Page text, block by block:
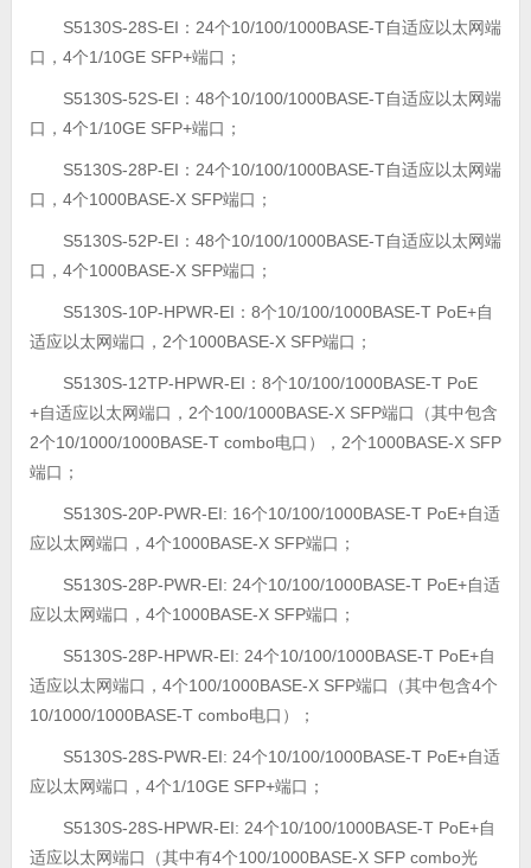
S5130S-28S-EI：24个10/100/1000BASE-T自适应以太网端
口，4个1/10GE SFP+端口；
S5130S-52S-EI：48个10/100/1000BASE-T自适应以太网端
口，4个1/10GE SFP+端口；
S5130S-28P-EI：24个10/100/1000BASE-T自适应以太网端
口，4个1000BASE-X SFP端口；
S5130S-52P-EI：48个10/100/1000BASE-T自适应以太网端
口，4个1000BASE-X SFP端口；
S5130S-10P-HPWR-EI：8个10/100/1000BASE-T PoE+自
适应以太网端口，2个1000BASE-X SFP端口；
S5130S-12TP-HPWR-EI：8个10/100/1000BASE-T PoE
+自适应以太网端口，2个100/1000BASE-X SFP端口（其中包含
2个10/1000/1000BASE-T combo电口），2个1000BASE-X SFP
端口；
S5130S-20P-PWR-EI: 16个10/100/1000BASE-T PoE+自适
应以太网端口，4个1000BASE-X SFP端口；
S5130S-28P-PWR-EI: 24个10/100/1000BASE-T PoE+自适
应以太网端口，4个1000BASE-X SFP端口；
S5130S-28P-HPWR-EI: 24个10/100/1000BASE-T PoE+自
适应以太网端口，4个100/1000BASE-X SFP端口（其中包含4个
10/1000/1000BASE-T combo电口）；
S5130S-28S-PWR-EI: 24个10/100/1000BASE-T PoE+自适
应以太网端口，4个1/10GE SFP+端口；
S5130S-28S-HPWR-EI: 24个10/100/1000BASE-T PoE+自
适应以太网端口（其中有4个100/1000BASE-X SFP combo光